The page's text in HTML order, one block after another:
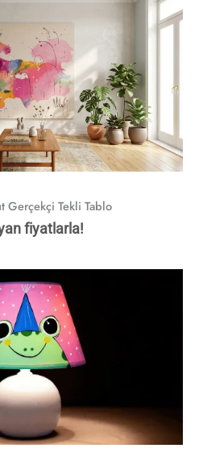
Gerçekçi Tekli Tablo
fiyatlarla!